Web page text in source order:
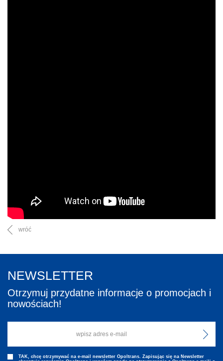
wróć
NEWSLETTER
Otrzymuj przydatne informacje o promocjach i
nowościach!
TAK, chcę otrzymywać na e-mail newsletter Opoltrans. Zapisując się na Newsletter